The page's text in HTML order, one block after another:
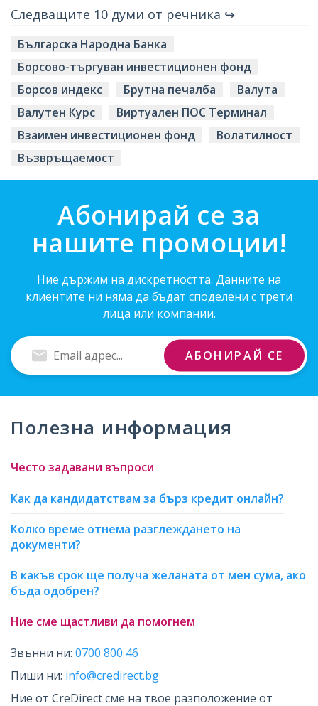
Следващите 10 думи от речника ↪
Българска Народна Банка
Борсово-търгуван инвестиционен фонд
Борсов индекс
Брутна печалба
Валута
Валутен Курс
Виртуален ПОС Терминал
Взаимен инвестиционен фонд
Волатилност
Възвръщаемост
Абонирай се за
нашите промоции!
Ние държим на дискретността. Данните на
клиентите ни няма да бъдат споделени с трети
лица или компании.
Въведи
Email
адрес
АБОНИРАЙ СЕ
Полезна информация
Често задавани въпроси
Как да кандидатствам за бърз кредит онлайн?
Колко време отнема разглеждането на
документи?
В какъв срок ще получа желаната от мен сума, ако
бъда одобрен?
Ние сме щастливи да помогнем
Звънни ни: 0700 800 46
Пиши ни: info@credirect.bg
Ние от CreDirect сме на твое разположение от